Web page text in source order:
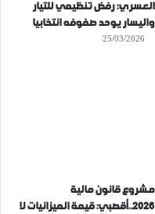
العسري: رفض تنظيمي للتيار
واليسار يوحد صفوفه انتخابيا
25/03/2026
مشروع قانون مالية
2026..أقصبي: قيمة الميزانيات لا